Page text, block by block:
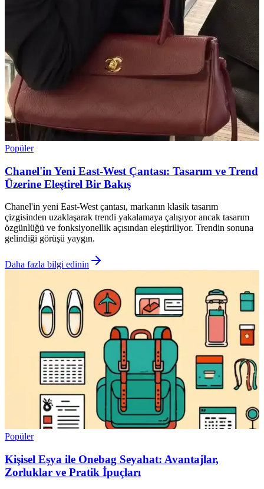
Popüler
Chanel'in Yeni East-West Çantası: Tasarım ve Trend
Üzerine Eleştirel Bir Bakış
Chanel'in yeni East-West çantası, markanın klasik tasarım
çizgisinden uzaklaşarak trendi yakalamaya çalışıyor ancak tasarım
özgünlüğü ve fonksiyonellik açısından eleştiriliyor. Trendin sonuna
gelindiği görüşü yaygın.
Daha fazla bilgi edinin
Popüler
Kişisel Eşya ile Onebag Seyahat: Avantajlar,
Zorluklar ve Pratik İpuçları